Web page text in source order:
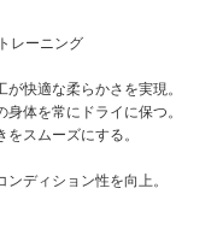
レーニング
快適な柔らかさを実現。
体を常にドライに保つ。
スムーズにする。
ディション性を向上。